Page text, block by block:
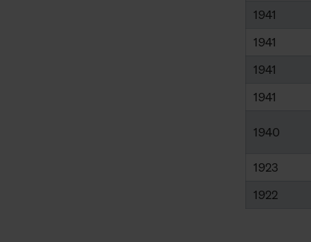
1941
1941
1941
1941
1940
1923
1922